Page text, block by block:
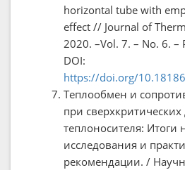
horizontal tube with
effect // Journal of
2020. –Vol. 7. – No. 6. –
DOI:
https://doi.org/
Теплообмен и
при
теплоносителя: Итоги
исследования и
рекомендации. /